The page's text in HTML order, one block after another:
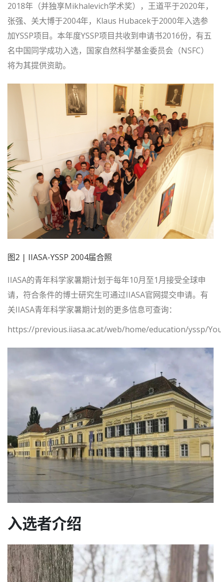
2018年（并独享Mikhalevich学术奖），王道平于2020年，
张强、关大博于2004年，Klaus Hubacek于2000年入选参
加YSSP项目。本年度YSSP项目共收到申请书2016份，有五
名中国同学成功入选，国家自然科学基金委员会（NSFC）
将为其提供资助。
图2 | IIASA-YSSP 2004届合照
IIASA的青年科学家暑期计划于每年10月至1月接受全球申
请，符合条件的博士研究生可通过IIASA官网提交申请。有
关IIASA青年科学家暑期计划的更多信息可查询：
https://previous.iiasa.ac.at/web/home/education/yssp/
入选者介绍